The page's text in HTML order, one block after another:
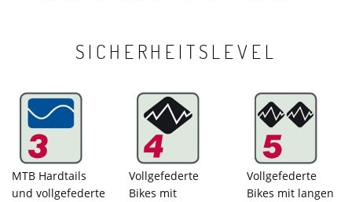
SICHERHEITSLEVEL
MTB Hardtails
und vollgefederte
Vollgefederte
Bikes mit
Vollgefederte
Bikes mit langen